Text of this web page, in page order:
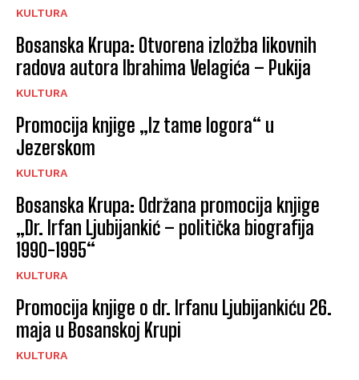
KULTURA
Bosanska Krupa: Otvorena izložba likovnih
radova autora Ibrahima Velagića – Pukija
KULTURA
Promocija knjige „Iz tame logora“ u
Jezerskom
KULTURA
Bosanska Krupa: Održana promocija knjige
„Dr. Irfan Ljubijankić – politička biografija
1990-1995“
KULTURA
Promocija knjige o dr. Irfanu Ljubijankiću 26.
maja u Bosanskoj Krupi
KULTURA